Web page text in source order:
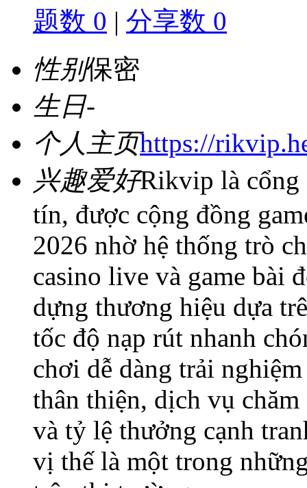
题数 0 | 分享数 0
性别保密
生日-
个人主页https://
兴趣爱好Rikvip là cổng
tín, được cộng đồng
2026 nhờ hệ thống trò
casino live và game bài
dựng thương hiệu dựa
tốc độ nạp rút nhanh
chơi dễ dàng trải
thân thiện, dịch vụ
và tỷ lệ thưởng cạnh
vị thế là một trong